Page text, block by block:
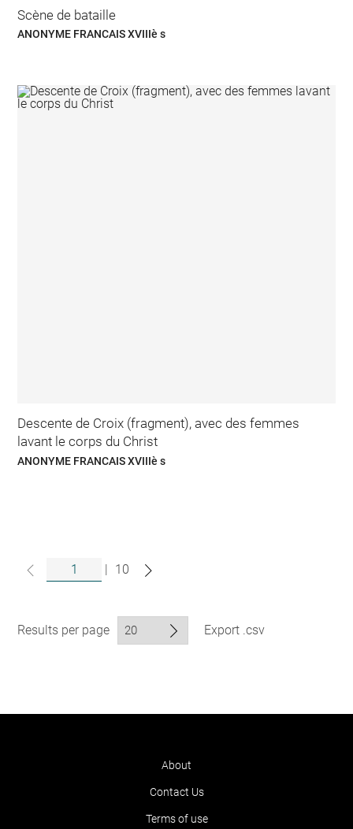
Scène de bataille
ANONYME FRANCAIS XVIIIè s
Descente de Croix (fragment), avec des femmes
lavant le corps du Christ
ANONYME FRANCAIS XVIIIè s
| 10
Results per page Export .csv
About
Contact Us
Terms of use